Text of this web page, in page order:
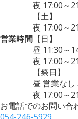
営業時間
夜 17:00～
【土】
夜 17:00～
【日】
昼 11:30～
夜 17:00～
【祭日】
昼 営業なし
夜 17:00～
お電話でのお問い合